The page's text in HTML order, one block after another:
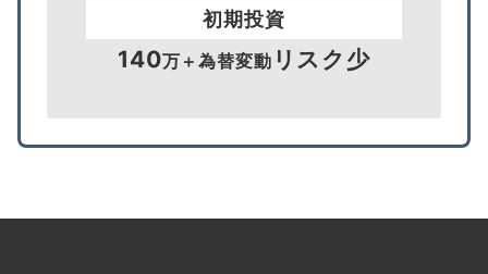
初期投資
140万＋為替変動 リスク少